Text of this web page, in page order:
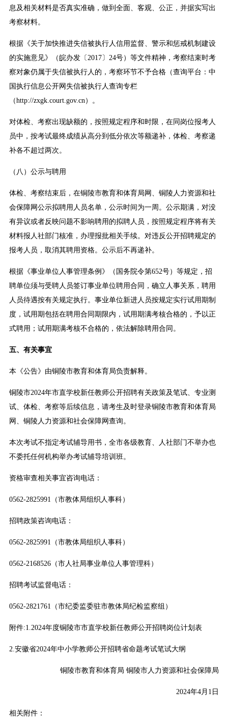
息及相关材料是否真实准确，做到全面、客观、公正，并据实写出
考察材料。
根据《关于加快推进失信被执行人信用监督、警示和惩戒机制建设
的实施意见》（皖办发〔2017〕24号）等文件精神，考察结束时考
察对象仍属于失信被执行人的，考察环节不予合格（查询平台：中
国执行信息公开网失信被执行人查询专栏
（http://zxgk.court.gov.cn）。
对体检、考察出现缺额的，按照规定程序和时限，在同岗位报考人
员中，按考试最终成绩从高分到低分依次等额递补，体检、考察递
补各不超过两次。
（八）公示与聘用
体检、考察结束后，在铜陵市教育和体育局网、铜陵人力资源和社
会保障网公示拟聘用人员名单，公示时间为一周。公示期满，对没
有异议或者反映问题不影响聘用的拟聘人员，按照规定程序将有关
材料报人社部门核准，办理报批相关手续。对违反公开招聘规定的
报考人员，取消其聘用资格。公示后不再递补。
根据《事业单位人事管理条例》（国务院令第652号）等规定，招
聘单位须与受聘人员签订事业单位聘用合同，确立人事关系，聘用
人员待遇按有关规定执行。事业单位新进人员按规定实行试用期制
度，试用期包括在聘用合同期限内，试用期满考核合格的，予以正
式聘用；试用期满考核不合格的，依法解除聘用合同。
五、有关事宜
本《公告》由铜陵市教育和体育局负责解释。
铜陵市2024年市直学校新任教师公开招聘有关政策及笔试、专业测
试、体检、考察等后续信息，请考生及时登录铜陵市教育和体育局
网、铜陵人力资源和社会保障网查询。
本次考试不指定考试辅导用书，全市各级教育、人社部门不举办也
不委托任何机构举办考试辅导培训班。
资格审查相关事宜咨询电话：
0562-2825991（市教体局组织人事科）
招聘政策咨询电话：
0562-2825991（市教体局组织人事科）
0562-2168526（市人社局事业单位人事管理科）
招聘考试监督电话：
0562-2821761（市纪委监委驻市教体局纪检监察组）
附件:1.2024年度铜陵市市直学校新任教师公开招聘岗位计划表
2.安徽省2024年中小学教师公开招聘省命题考试笔试大纲
铜陵市教育和体育局 铜陵市人力资源和社会保障局
2024年4月1日
相关附件：